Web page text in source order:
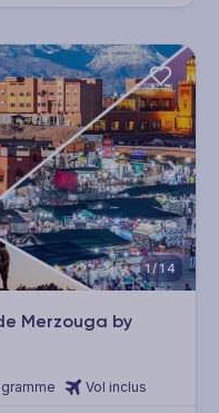
1/14
Merzouga by
Vol inclus